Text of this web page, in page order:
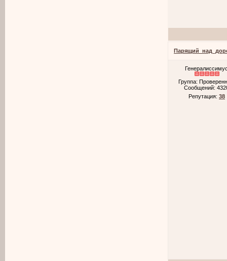
Группа:
Сообщений:
Репутация: 38